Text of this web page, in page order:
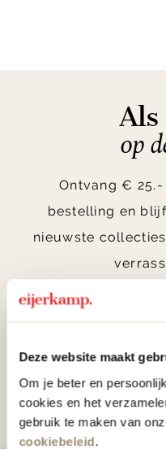
Deze website maakt
Om je beter en
cookies en het
gebruik te maken van
cookiebeleid.
Als
op
Ontvang €
bestelling en
nieuwste
Door te abonneren op
met onze